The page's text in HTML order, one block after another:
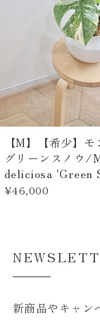
【M】【希少】
グリーンスノウ/
deliciosa 'Green
¥46,000
新商品やキャン